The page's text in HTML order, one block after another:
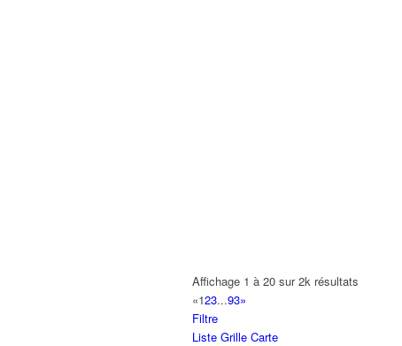
ABBAOUI TOUFIK
10 Allée Georges Gershwin 93420
ABBES SARAH
Affichage 1 à 20 sur 2k résultats
«123...93»
Filtre
Liste Grille Carte